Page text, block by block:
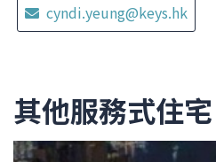
cyndi.yeung@keys.hk
其他服務式住宅